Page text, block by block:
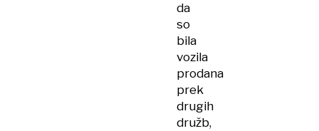
da
so
bila
vozila
prodana
prek
drugih
družb,